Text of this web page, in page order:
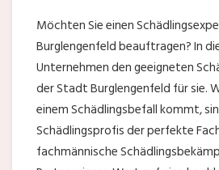
Möchten Sie einen
Burglengenfeld beauftragen? In
Unternehmen den geeigneten
der Stadt Burglengenfeld für sie.
einem Schädlingsbefall kommt,
Schädlingsprofis der perfekte
fachmännische